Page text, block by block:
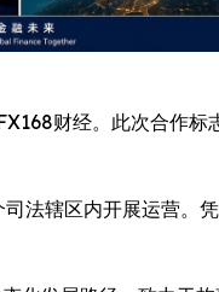
财经。此次合作标
法辖区内开展运营。